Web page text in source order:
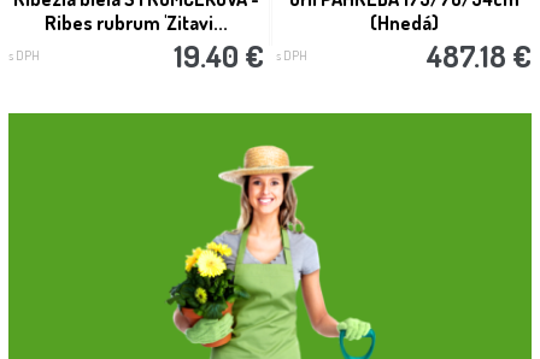
Ribes rubrum 'Zitavi...
s DPH 19.40 €
(Hnedá)
s DPH 487.18 €